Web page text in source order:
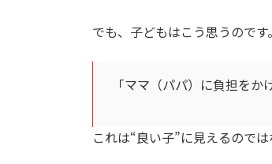
でも、子どもはこう思うのです。
「ママ（パパ）に負担をか
これは“良い子”に見えるので